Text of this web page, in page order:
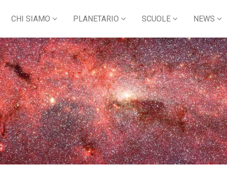
CHI SIAMO PLANETARIO SCUOLE NEWS